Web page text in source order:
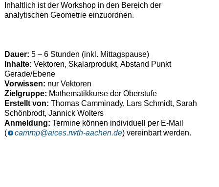
Inhaltlich ist der Workshop in den Bereich der
analytischen Geometrie einzuordnen.
Dauer: 5 – 6 Stunden (inkl. Mittagspause)
Inhalte: Vektoren, Skalarprodukt, Abstand Punkt
Gerade/Ebene
Vorwissen: nur Vektoren
Zielgruppe: Mathematikkurse der Oberstufe
Erstellt von: Thomas Camminady, Lars Schmidt, Sarah
Schönbrodt, Jannick Wolters
Anmeldung: Termine können individuell per E-Mail
(
cammp@aices.rwth-aachen.de) vereinbart werden.